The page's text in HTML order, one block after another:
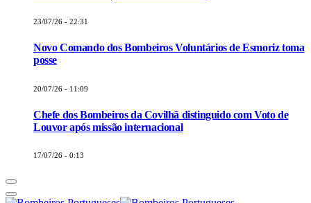
23/07/26 - 22:31
Novo Comando dos Bombeiros Voluntários de Esmoriz toma
posse
20/07/26 - 11:09
Chefe dos Bombeiros da Covilhã distinguido com Voto de
Louvor após missão internacional
17/07/26 - 0:13